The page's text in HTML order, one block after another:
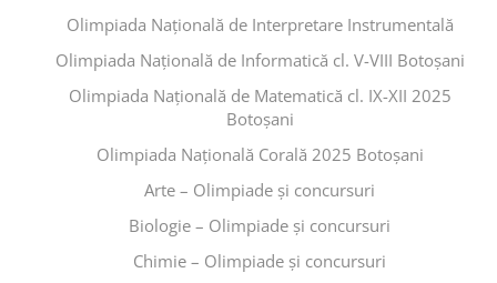
Olimpiada Națională de Interpretare Instrumentală
Olimpiada Națională de Informatică cl. V-VIII Botoșani
Olimpiada Națională de Matematică cl. IX-XII 2025
Botoșani
Olimpiada Națională Corală 2025 Botoșani
Arte – Olimpiade și concursuri
Biologie – Olimpiade și concursuri
Chimie – Olimpiade și concursuri